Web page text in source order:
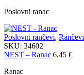
Poslovni ranac
Poslovni rančevi, Rančevi
SKU: 34602
NEST – Ranac 6,45 €
Ranac